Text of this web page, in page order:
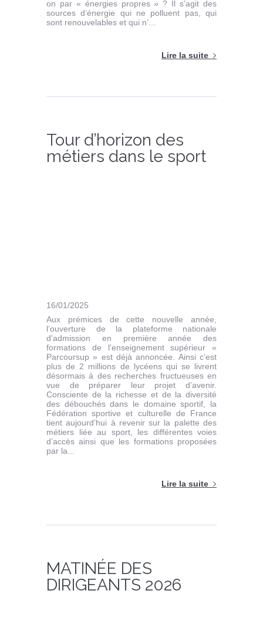
on par « énergies propres » ? Il s’agit des
sources d’énergie qui ne polluent pas, qui
sont renouvelables et qui n’...
Lire la suite
Tour d’horizon des
métiers dans le sport
16/01/2025
Aux prémices de cette nouvelle année,
l’ouverture de la plateforme nationale
d'admission en première année des
formations de l'enseignement supérieur «
Parcoursup » est déjà annoncée. Ainsi c’est
plus de 2 millions de lycéens qui se livrent
désormais à des recherches fructueuses en
vue de préparer leur projet d’avenir.
Consciente de la richesse et de la diversité
des débouchés dans le domaine sportif, la
Fédération sportive et culturelle de France
tient aujourd’hui à revenir sur la palette des
métiers liée au sport, les différentes voies
d’accès ainsi que les formations proposées
par la...
Lire la suite
MATINÉE DES
DIRIGEANTS 2026